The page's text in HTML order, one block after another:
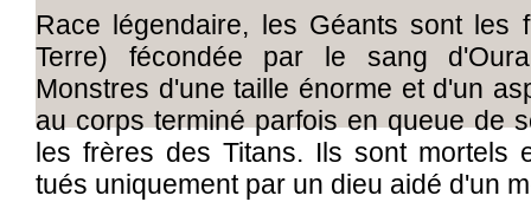
Race légendaire, les Géants sont les
Terre) fécondée par le sang
Monstres d'une taille énorme et d'un
au corps terminé parfois en queue de
les frères des Titans. Ils sont mortels
tués uniquement par un dieu aidé d'un